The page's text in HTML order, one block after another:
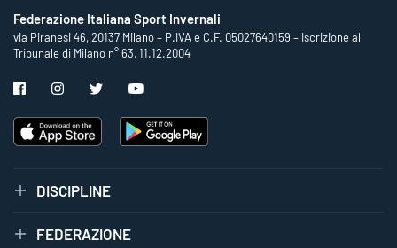
Federazione Italiana Sport Invernali
via Piranesi 46, 20137 Milano – P.IVA e C.F. 05027640159 – Iscrizione al
Tribunale di Milano n° 63, 11.12.2004
DISCIPLINE
FEDERAZIONE